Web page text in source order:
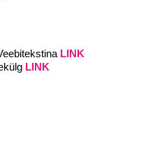
LINK
LINK